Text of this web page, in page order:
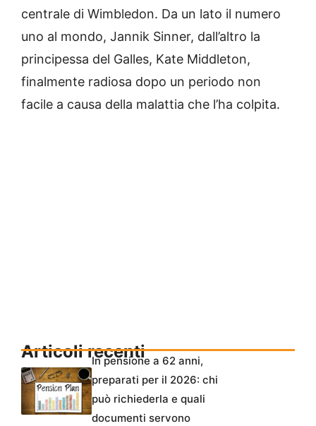
centrale di Wimbledon. Da un lato il numero
uno al mondo, Jannik Sinner, dall’altro la
principessa del Galles, Kate Middleton,
finalmente radiosa dopo un periodo non
facile a causa della malattia che l’ha colpita.
Articoli recentiIn pensione a 62 anni,
preparati per il 2026: chi
può richiederla e quali
documenti servono